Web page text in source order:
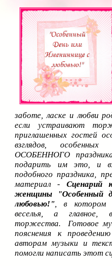
заботе, ласке и любви
если устраивают
приглашенных гостей
взглядов,
ОСОБЕННОГО
подарить им это, и
подобного праздника,
материал - Сценарий
женщины "Особенный
любовью!", в котором
веселья, а главное,
торжества. Готовое
пояснения к
авторам музыки и
помогли написать этот